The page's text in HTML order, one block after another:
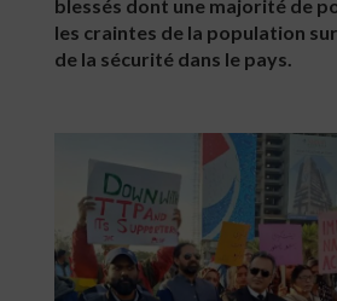
blessés dont une majorité de
les craintes de la population
de la sécurité dans le pays.